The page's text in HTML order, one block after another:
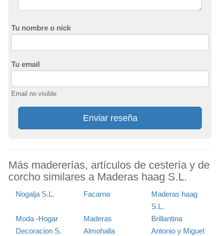
Tu nombre o nick
Tu email
Email no visible
Enviar reseña
Más madererías, artículos de cestería y de
corcho similares a Maderas haag S.L.
Nogalja S.L. Facarna
Maderas haag
S.L.
Moda -Hogar
Decoracion S.
Maderas
Almohalla
Brillantina
Antonio y Miguel